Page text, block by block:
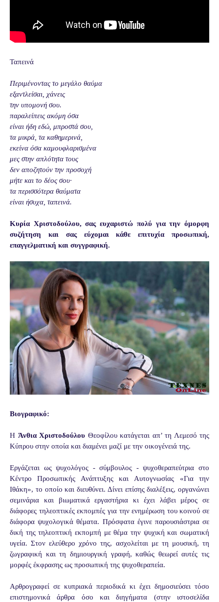
Ταπεινά
Περιμένοντας το μεγάλο θαύμα
εξαντλείσαι, χάνεις
την υπομονή σου.
παραλείπεις ακόμη όσα
είναι ήδη εδώ, μπροστά σου,
τα μικρά, τα καθημερινά,
εκείνα όσα καμουφλαρισμένα
μες στην απλότητα τους
δεν αποζητούν την προσοχή
μήτε και το δέος σου·
τα περισσότερα θαύματα
είναι ήσυχα, ταπεινά.
Κυρία Χριστοδούλου, σας ευχαριστώ πολύ για την όμορφη
συζήτηση και σας εύχομαι κάθε επιτυχία προσωπική,
επαγγελματική και συγγραφική.
Βιογραφικό:
Η Άνθια Χριστοδούλου Θεοφίλου κατάγεται απ’ τη Λεμεσό της
Κύπρου στην οποία και διαμένει μαζί με την οικογένειά της.
Εργάζεται ως ψυχολόγος - σύμβουλος - ψυχοθεραπεύτρια στο
Κέντρο Προσωπικής Ανάπτυξης και Aυτογνωσίας «Για την
Ιθάκη», το οποίο και διευθύνει. Δίνει επίσης διαλέξεις, οργανώνει
σεμινάρια και βιωματικά εργαστήρια κι έχει λάβει μέρος σε
διάφορες τηλεοπτικές εκπομπές για την ενημέρωση του κοινού σε
διάφορα ψυχολογικά θέματα. Πρόσφατα έγινε παρουσιάστρια σε
δική της τηλεοπτική εκπομπή με θέμα την ψυχική και σωματική
υγεία. Στον ελεύθερο χρόνο της, ασχολείται με τη μουσική, τη
ζωγραφική και τη δημιουργική γραφή, καθώς θεωρεί αυτές τις
μορφές έκφρασης ως προσωπική της ψυχοθεραπεία.
Αρθρογραφεί σε κυπριακά περιοδικά κι έχει δημοσιεύσει τόσο
επιστημονικά άρθρα όσο και διηγήματα (στην ιστοσελίδα